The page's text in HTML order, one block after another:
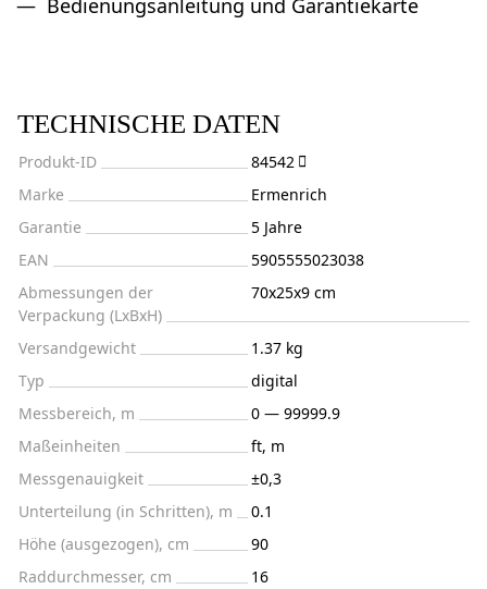
Bedienungsanleitung und Garantiekarte
TECHNISCHE DATEN
Produkt-ID
84542
Marke
Ermenrich
Garantie
5 Jahre
EAN
5905555023038
Abmessungen der
Verpackung (LxBxH)
70x25x9 cm
Versandgewicht
1.37 kg
Typ
digital
Messbereich, m
0 — 99999.9
Maßeinheiten
ft, m
Messgenauigkeit
±0,3
Unterteilung (in Schritten), m
0.1
Höhe (ausgezogen), cm
90
Raddurchmesser, cm
16